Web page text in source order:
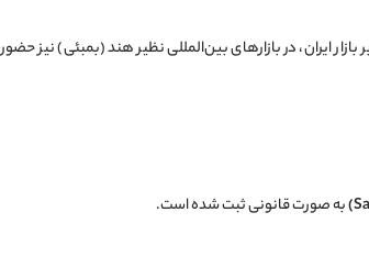
ایران، در بازارهای بین‌المللی نظیر هند (بمبئی) نیز حضور
به صورت قانونی ثبت شده است.